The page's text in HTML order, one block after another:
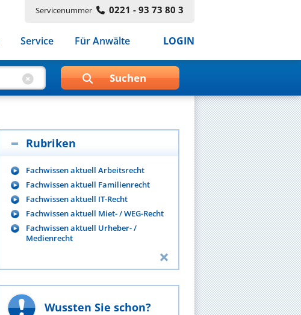
Servicenummer 0221 - 93 73 80 3
Service Für Anwälte LOGIN
Rubriken
Fachwissen aktuell Arbeitsrecht
Fachwissen aktuell Familienrecht
Fachwissen aktuell IT-Recht
Fachwissen aktuell Miet- / WEG-Recht
Fachwissen aktuell Urheber- /
Medienrecht
Wussten Sie schon?